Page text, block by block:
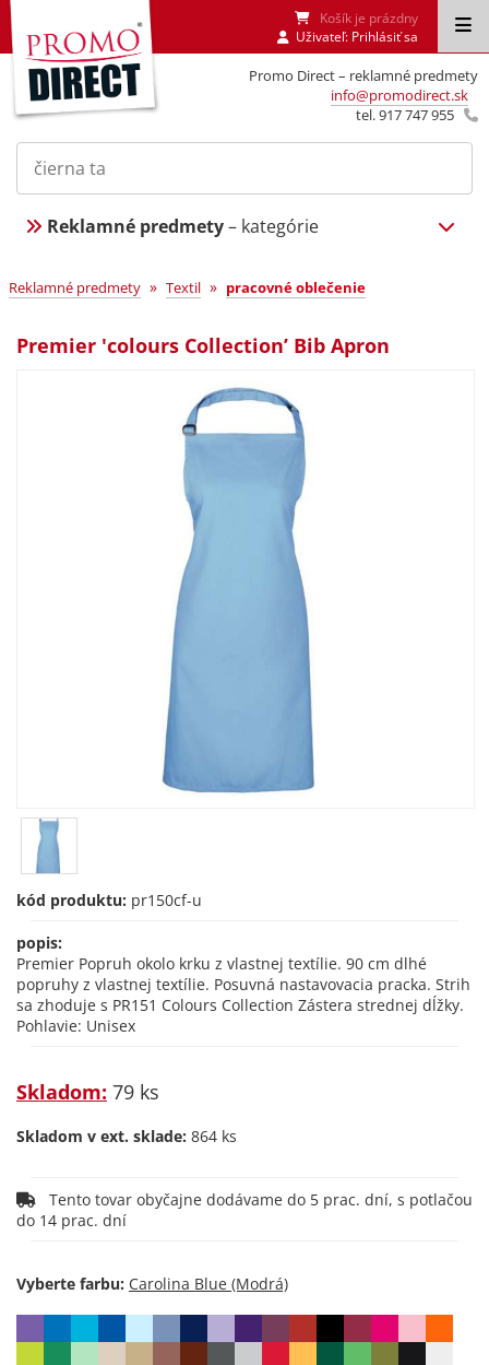
Promo Direct – reklamné predmety
info@promodirect.sk
tel. 917 747 955
Košík je prázdny
Uživateľ: Prihlásiť sa
Reklamné predmety– kategórie
Reklamné predmety » Textil » pracovné oblečenie
Premier 'colours Collection’ Bib Apron
kód produktu: pr150cf-u
popis:
Premier Popruh okolo krku z vlastnej textílie. 90 cm dlhé
popruhy z vlastnej textílie. Posuvná nastavovacia pracka. Strih
sa zhoduje s PR151 Colours Collection Zástera strednej dĺžky.
Pohlavie: Unisex
Skladom: 79 ks
Skladom v ext. sklade: 864 ks
do 14 prac. dní
Vyberte farbu: